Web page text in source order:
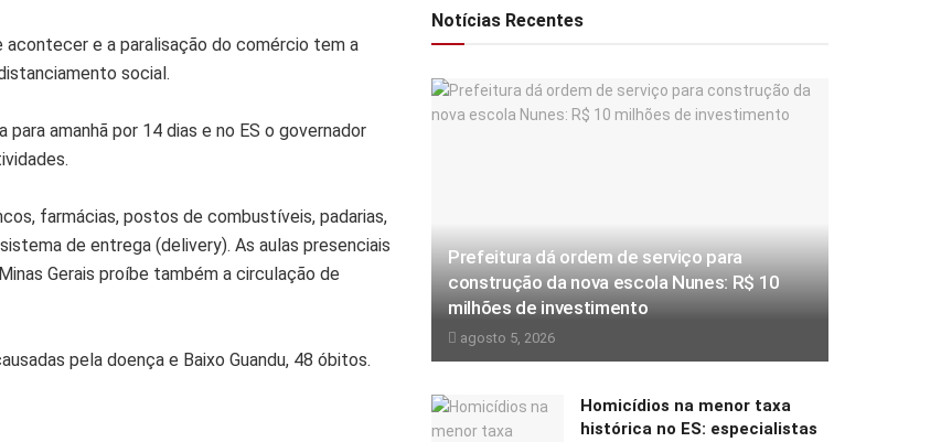
acontecer e a paralisação do comércio tem a
social.
para amanhã por 14 dias e no ES o governador
farmácias, postos de combustíveis, padarias,
de entrega (delivery). As aulas presenciais
Gerais proíbe também a circulação de
pela doença e Baixo Guandu, 48 óbitos.
Notícias Recentes
Prefeitura dá ordem de serviço para
construção da nova escola Nunes: R$ 10
milhões de investimento
agosto 5, 2026
Homicídios na menor taxa
histórica no ES: especialistas